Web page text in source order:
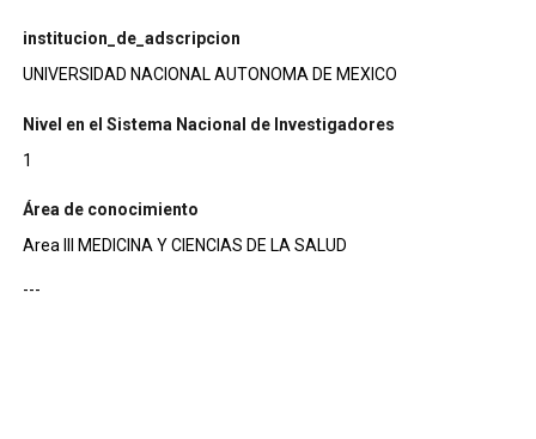
institucion_de_adscripcion
UNIVERSIDAD NACIONAL AUTONOMA DE MEXICO
Nivel en el Sistema Nacional de Investigadores
1
Área de conocimiento
Area III MEDICINA Y CIENCIAS DE LA SALUD
---